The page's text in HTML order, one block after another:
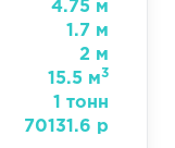
4.75 м
1.7 м
2 м
15.5 м3
1 тонн
70131.6 р